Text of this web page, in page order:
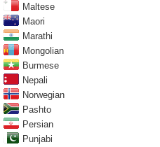
Maltese
Maori
Marathi
Mongolian
Burmese
Nepali
Norwegian
Pashto
Persian
Punjabi